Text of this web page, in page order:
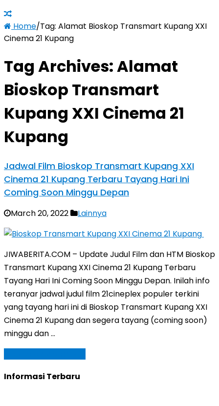
Home/Tag: Alamat Bioskop Transmart Kupang XXI
Cinema 21 Kupang
Tag Archives:Alamat
Bioskop Transmart
Kupang XXI Cinema 21
Kupang
Jadwal Film Bioskop Transmart Kupang XXI
Cinema 21 Kupang Terbaru Tayang Hari Ini
Coming Soon Minggu Depan
March 20, 2022 Lainnya
JIWABERITA.COM – Update Judul Film dan HTM Bioskop
Transmart Kupang XXI Cinema 21 Kupang Terbaru
Tayang Hari Ini Coming Soon Minggu Depan. Inilah info
teranyar jadwal judul film 21cineplex populer terkini
yang tayang hari ini di Bioskop Transmart Kupang XXI
Cinema 21 Kupang dan segera tayang (coming soon)
minggu dan …
Informasi Terbaru